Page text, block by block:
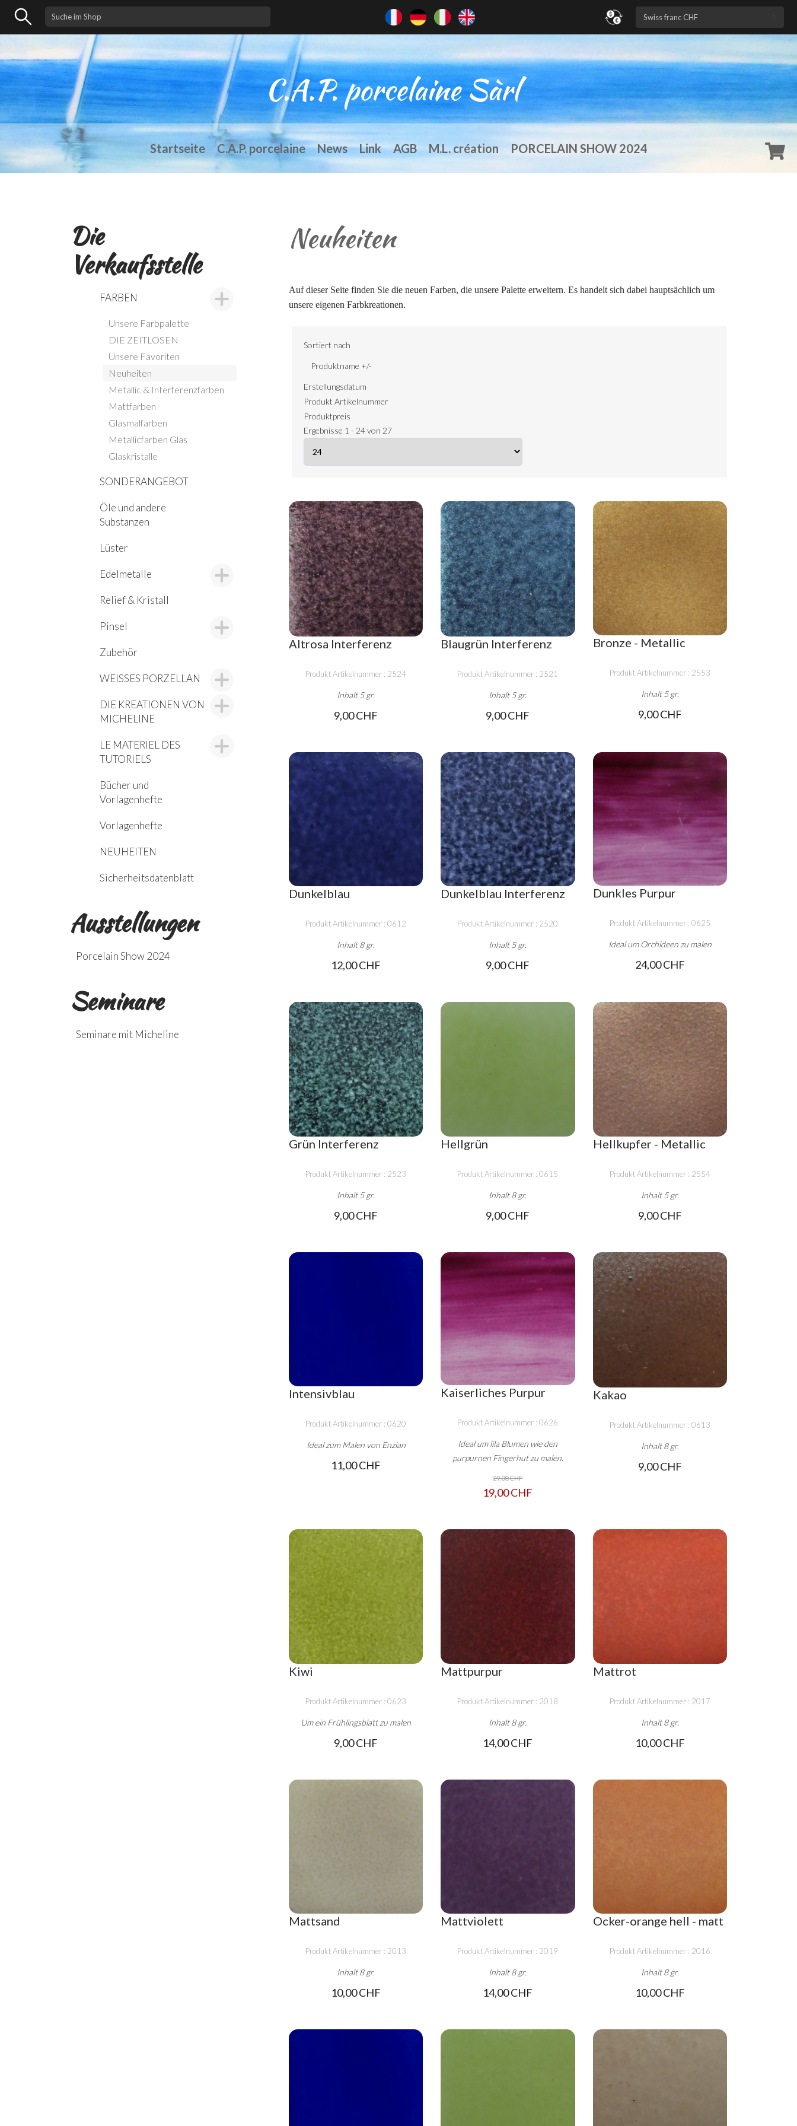
Startseite C.A.P. porcelaine News Link AGB M.L. création PORCELAIN SHOW 2024
Die
Verkaufsstelle
FARBEN
Unsere Farbpalette
DIE ZEITLOSEN
Unsere Favoriten
Neuheiten
Metallic & Interferenzfarben
Mattfarben
Glasmalfarben
Metallicfarben Glas
Glaskristalle
SONDERANGEBOT
Öle und andere
Substanzen
Lüster
Edelmetalle
Relief & Kristall
Pinsel
Zubehör
WEISSES PORZELLAN
DIE KREATIONEN VON
MICHELINE
LE MATERIEL DES
TUTORIELS
Bücher und
Vorlagenhefte
Vorlagenhefte
NEUHEITEN
Sicherheitsdatenblatt
Ausstellungen
Porcelain Show 2024
Seminare
Seminare mit Micheline
Neuheiten
Auf dieser Seite finden Sie die neuen Farben, die unsere Palette erweitern. Es handelt sich dabei hauptsächlich um
unsere eigenen Farbkreationen.
Sortiert nach
Produktname +/-
Erstellungsdatum
Produkt Artikelnummer
Produktpreis
Ergebnisse 1 - 24 von 27
Altrosa Interferenz
Produkt Artikelnummer : 2524
Inhalt 5 gr.
9,00 CHF
Blaugrün Interferenz
Produkt Artikelnummer : 2521
Inhalt 5 gr.
9,00 CHF
Bronze - Metallic
Produkt Artikelnummer : 2553
Inhalt 5 gr.
9,00 CHF
Dunkelblau
Produkt Artikelnummer : 0612
Inhalt 8 gr.
12,00 CHF
Dunkelblau Interferenz
Produkt Artikelnummer : 2520
Inhalt 5 gr.
9,00 CHF
Dunkles Purpur
Produkt Artikelnummer : 0625
Ideal um Orchideen zu malen
24,00 CHF
Grün Interferenz
Produkt Artikelnummer : 2523
Inhalt 5 gr.
9,00 CHF
Hellgrün
Produkt Artikelnummer : 0615
Inhalt 8 gr.
9,00 CHF
Hellkupfer - Metallic
Produkt Artikelnummer : 2554
Inhalt 5 gr.
9,00 CHF
Intensivblau
Produkt Artikelnummer : 0620
Ideal zum Malen von Enzian
11,00 CHF
Kaiserliches Purpur
Produkt Artikelnummer : 0626
Ideal um lila Blumen wie den
purpurnen Fingerhut zu malen.
29,00 CHF
19,00 CHF
Kakao
Produkt Artikelnummer : 0613
Inhalt 8 gr.
9,00 CHF
Kiwi
Produkt Artikelnummer : 0623
Um ein Frühlingsblatt zu malen
9,00 CHF
Mattpurpur
Produkt Artikelnummer : 2018
Inhalt 8 gr.
14,00 CHF
Mattrot
Produkt Artikelnummer : 2017
Inhalt 8 gr.
10,00 CHF
Mattsand
Produkt Artikelnummer : 2013
Inhalt 8 gr.
10,00 CHF
Mattviolett
Produkt Artikelnummer : 2019
Inhalt 8 gr.
14,00 CHF
Ocker-orange hell - matt
Produkt Artikelnummer : 2016
Inhalt 8 gr.
10,00 CHF